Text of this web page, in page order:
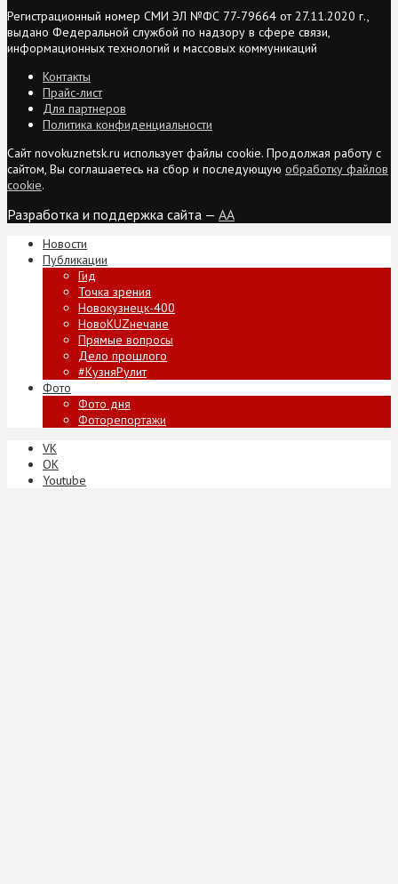
Регистрационный номер СМИ ЭЛ №ФС 77-79664 от 27.11.2020 г.,
выдано Федеральной службой по надзору в сфере связи,
информационных технологий и массовых коммуникаций
Контакты
Прайс-лист
Для партнеров
Политика конфиденциальности
Сайт novokuznetsk.ru использует файлы cookie. Продолжая работу с
сайтом, Вы соглашаетесь на сбор и последующую обработку файлов
cookie.
Разработка и поддержка сайта — AA
Новости
Публикации
Гид
Точка зрения
Новокузнецк-400
НовоKUZнечане
Прямые вопросы
Дело прошлого
#КузняРулит
Фото
Фото дня
Фоторепортажи
VK
ОК
Youtube